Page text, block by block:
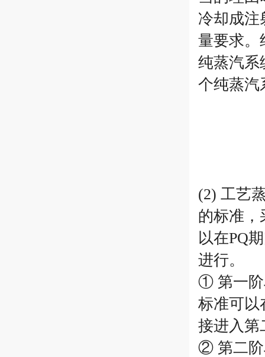
冷却成注
量要求。
纯蒸汽系
个纯蒸汽
(2) 工艺
的标准，
以在PQ
进行。
① 第一阶
标准可以
接进入第
② 第二阶